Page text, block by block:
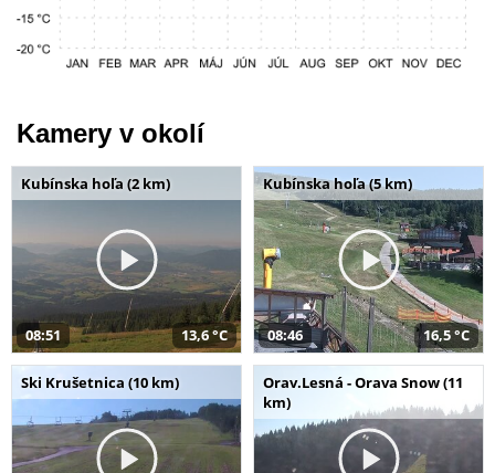
Kamery v okolí
Kubínska hoľa (2 km)
08:51 13,6 °C
Kubínska hoľa (5 km)
08:46 16,5 °C
Ski Krušetnica (10 km)
Orav.Lesná - Orava Snow (11
km)